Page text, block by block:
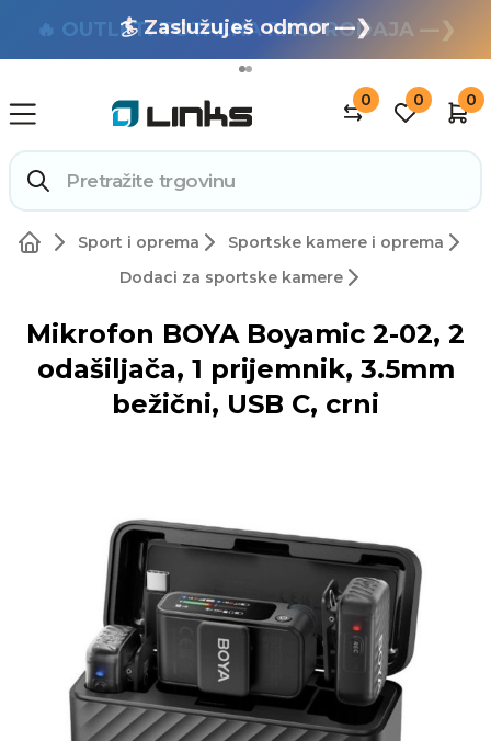
🏄 Zaslužuješ odmor —❯
🔥 OUTLET: TOTALNA RASPRODAJA —❯
0 0 0
Sport i oprema
Sportske kamere i oprema
Dodaci za sportske kamere
Mikrofon BOYA Boyamic 2-02, 2
odašiljača, 1 prijemnik, 3.5mm
bežični, USB C, crni